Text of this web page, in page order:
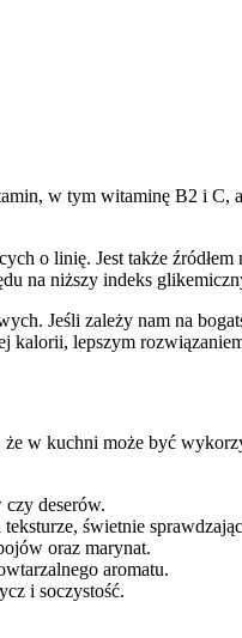
w tym witaminę B2 i⁣ C,
o linię. ⁤Jest także źródłem
na ‌niższy⁢ indeks
​Jeśli zależy nam‍ na
kalorii, lepszym
⁢w ​kuchni ⁤może ⁣być‍
deserów.
​świetnie
oraz marynat.
aromatu.
i soczystość.